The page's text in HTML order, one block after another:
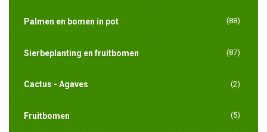
Palmen en bomen in pot (88)
Sierbeplanting en fruitbomen (87)
Cactus - Agaves (2)
Fruitbomen (5)